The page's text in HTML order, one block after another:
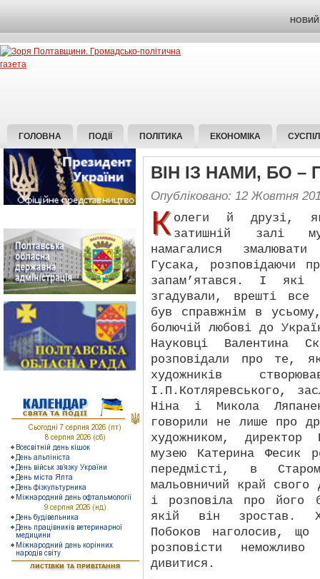
НОВИЙ
ГОЛОВНА ПОДІЇ ПОЛІТИКА ЕКОНОМІКА
ВІН ІЗ НАМИ, БО –
Опубліковано: 12 Жовтня
К олеги й друзі,
затишній залі
намагалися
Гусака, розповідаючи
запам’ятався. І
згадували, врешті
був справжнім в
болючій любові до
Науковці Валентина
розповідали про те,
художників
І.П.Котляревського,
Ніна і Микола
говорили не лише про
художником, директор
музею Катерина Фесик
передмісті, в
мальовничий край свого
і розповіла про його
якій він зростав.
Побоков наголосив, що
розповісти
дивитися.